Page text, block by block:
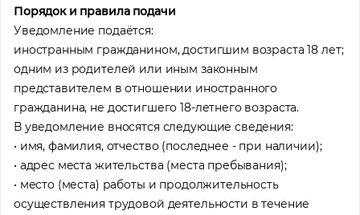
Порядок и правила подачи
Уведомление подаётся:
иностранным гражданином, достигшим возраста 18 лет;
одним из родителей или иным законным
представителем в отношении иностранного
гражданина, не достигшего 18-летнего возраста.
В уведомление вносятся следующие сведения:
• имя, фамилия, отчество (последнее - при наличии);
• адрес места жительства (места пребывания);
• место (места) работы и продолжительность
осуществления трудовой деятельности в течение